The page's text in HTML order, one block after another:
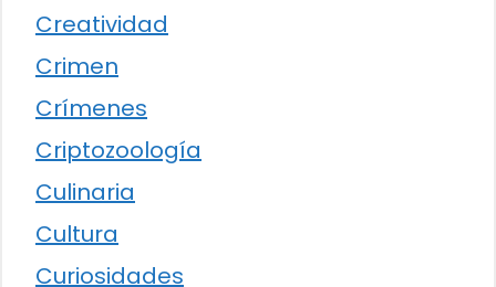
Creatividad
Crimen
Crímenes
Criptozoología
Culinaria
Cultura
Curiosidades